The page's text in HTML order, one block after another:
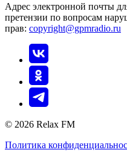
Адрес электронной почты
претензии по вопросам
прав: copyright@gpmradio.ru
© 2026 Relax FM
Политика